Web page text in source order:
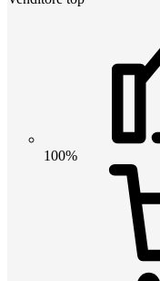
100%